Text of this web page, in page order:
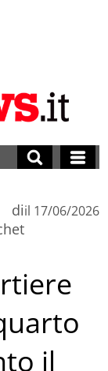
diil 17/06/2026
il